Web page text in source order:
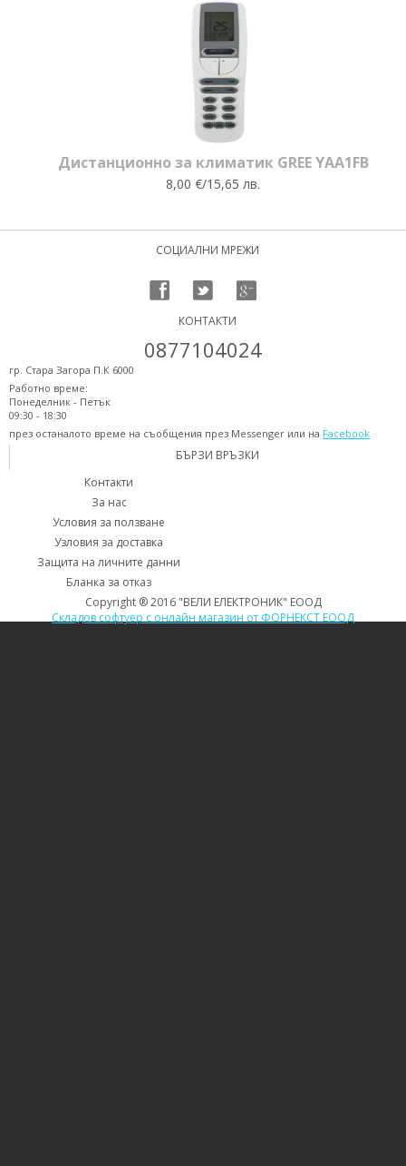
Дистанционно за климатик GREE YAA1FB
8,00 €/15,65 лв.
СОЦИАЛНИ МРЕЖИ
КОНТАКТИ
0877104024
гр. Стара Загора П.К 6000
Работно време:
Понеделник - Петък
09:30 - 18:30
през останалото време на съобщения през Messenger или на Facebook
БЪРЗИ ВРЪЗКИ
Контакти
За нас
Условия за ползване
Узловия за доставка
Защита на личните данни
Бланка за отказ
Copyright ® 2016 "ВЕЛИ ЕЛЕКТРОНИК" ЕООД
Складов софтуер с онлайн магазин от ФОРНЕКСТ ЕООД